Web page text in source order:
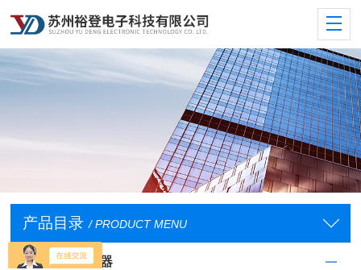
产品目录 / PRODUCT MENU
交流电源供应器